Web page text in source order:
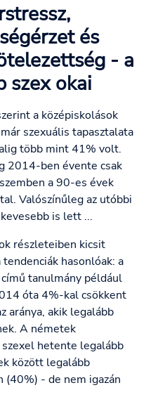
és
- a
szex okai
a középiskolások
szexuális tapasztalata
több mint 41% volt.
2014-ben évente csak
a 90-es évek
Valószínűleg az utóbbi
is lett ...
részleteiben kicsit
hasonlóak: a
című tanulmány például
óta 4%-kal csökkent
aránya, akik legalább
A németek
hetente legalább
között legalább
(40%) - de nem igazán